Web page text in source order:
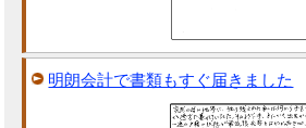
明朗会計で書類もすぐ届きました